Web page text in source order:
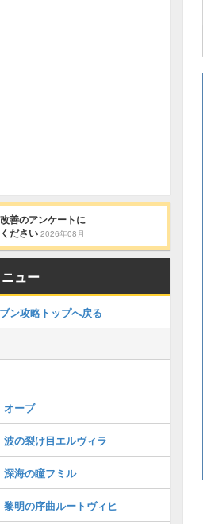
善のアンケートに
ださい 2026年08月
ュー
ン攻略トップへ戻る
オーブ
波の裂け目エルヴィラ
深海の瞳フミル
黎明の序曲ルートヴィヒ